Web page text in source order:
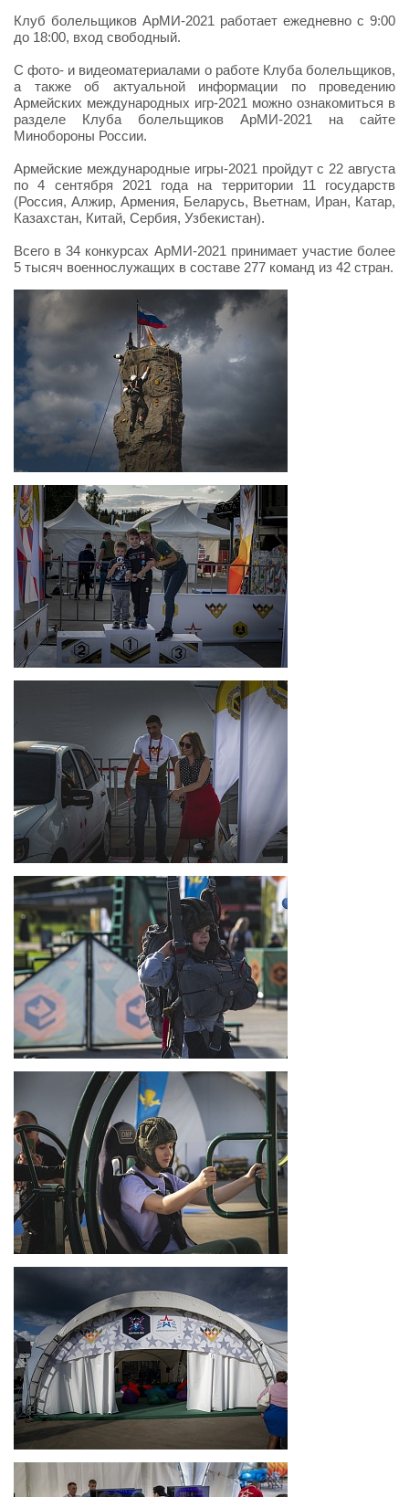
Клуб болельщиков АрМИ-2021 работает ежедневно с 9:00
до 18:00, вход свободный.
С фото- и видеоматериалами о работе Клуба болельщиков,
а также об актуальной информации по проведению
Армейских международных игр-2021 можно ознакомиться в
разделе Клуба болельщиков АрМИ-2021 на сайте
Минобороны России.
Армейские международные игры-2021 пройдут с 22 августа
по 4 сентября 2021 года на территории 11 государств
(Россия, Алжир, Армения, Беларусь, Вьетнам, Иран, Катар,
Казахстан, Китай, Сербия, Узбекистан).
Всего в 34 конкурсах АрМИ-2021 принимает участие более
5 тысяч военнослужащих в составе 277 команд из 42 стран.